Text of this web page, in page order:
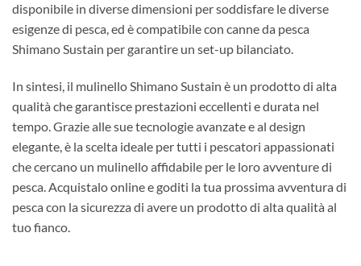
disponibile in diverse dimensioni per soddisfare le diverse
esigenze di pesca, ed è compatibile con canne da pesca
Shimano Sustain per garantire un set-up bilanciato.
In sintesi, il mulinello Shimano Sustain è un prodotto di alta
qualità che garantisce prestazioni eccellenti e durata nel
tempo. Grazie alle sue tecnologie avanzate e al design
elegante, è la scelta ideale per tutti i pescatori appassionati
che cercano un mulinello affidabile per le loro avventure di
pesca. Acquistalo online e goditi la tua prossima avventura di
pesca con la sicurezza di avere un prodotto di alta qualità al
tuo fianco.